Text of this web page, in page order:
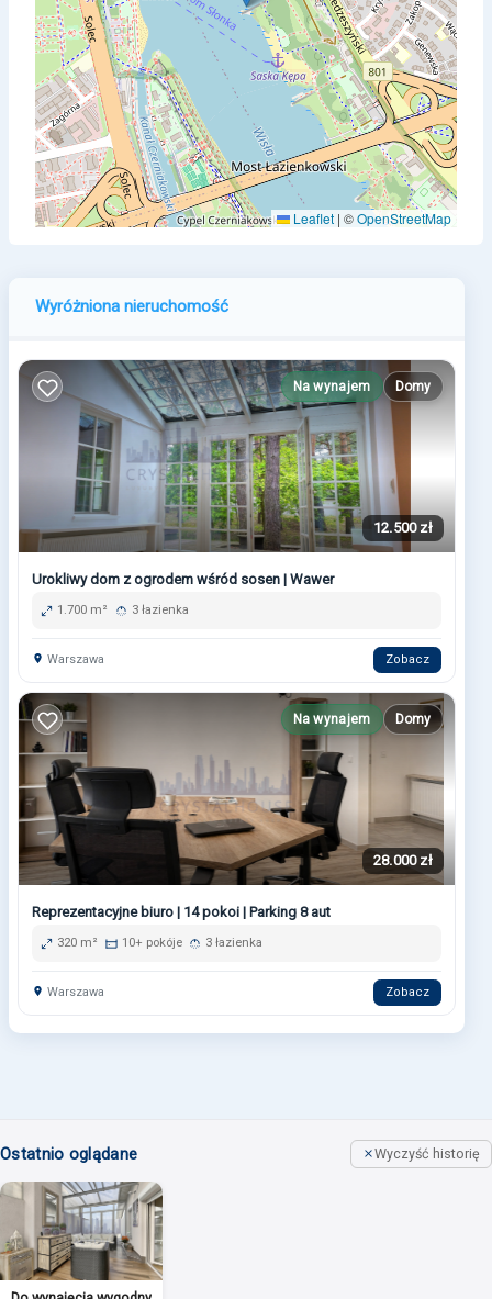
Leaflet | ©OpenStreetMap
Wyróżniona nieruchomość
Na wynajem Domy
12.500 zł
Urokliwy dom z ogrodem wśród sosen | Wawer
1.700 m² 3 łazienka
Warszawa Zobacz
Na wynajem Domy
28.000 zł
Reprezentacyjne biuro | 14 pokoi | Parking 8 aut
320 m² 10+ pokóje 3 łazienka
Warszawa Zobacz
Ostatnio oglądane Wyczyść historię